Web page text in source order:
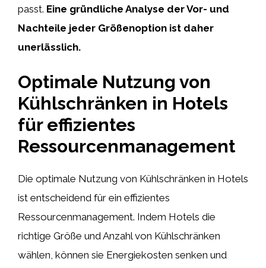
passt. Eine gründliche Analyse der Vor- und
Nachteile jeder Größenoption ist daher
unerlässlich.
Optimale Nutzung von
Kühlschränken in Hotels
für effizientes
Ressourcenmanagement
Die optimale Nutzung von Kühlschränken in Hotels
ist entscheidend für ein effizientes
Ressourcenmanagement. Indem Hotels die
richtige Größe und Anzahl von Kühlschränken
wählen, können sie Energiekosten senken und